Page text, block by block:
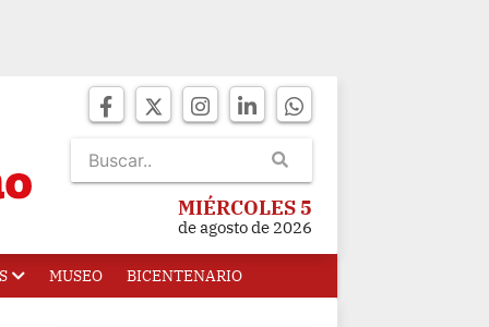
MIÉRCOLES 5
de agosto de 2026
MUSEO BICENTENARIO